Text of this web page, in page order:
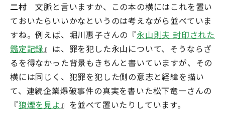
二村 文脈と言いますか、この本の横にはこれを置い
ておいたらいいかなというのは考えながら並べていま
すね。例えば、堀川惠子さんの『永山則夫 封印された
鑑定記録』は、罪を犯した永山について、そうならざ
るを得なかった背景もきちんと書いていますが、その
横には同じく、犯罪を犯した側の意志と経緯を描い
て、連続企業爆破事件の真実を書いた松下竜一さんの
『狼煙を見よ』を並べて置いたりしています。